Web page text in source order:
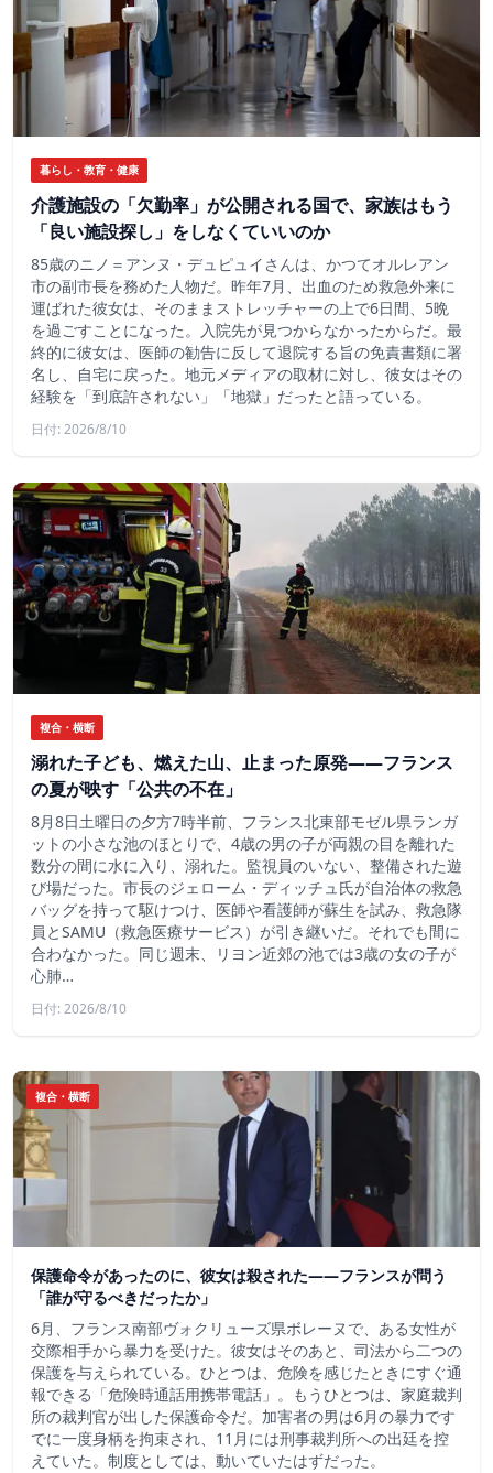
暮らし・教育・健康
介護施設の「欠勤率」が公開される国で、家族はもう
「良い施設探し」をしなくていいのか
85歳のニノ＝アンヌ・デュピュイさんは、かつてオルレアン
市の副市長を務めた人物だ。昨年7月、出血のため救急外来に
運ばれた彼女は、そのままストレッチャーの上で6日間、5晩
を過ごすことになった。入院先が見つからなかったからだ。最
終的に彼女は、医師の勧告に反して退院する旨の免責書類に署
名し、自宅に戻った。地元メディアの取材に対し、彼女はその
経験を「到底許されない」「地獄」だったと語っている。
日付: 2026/8/10
複合・横断
溺れた子ども、燃えた山、止まった原発——フランス
の夏が映す「公共の不在」
8月8日土曜日の夕方7時半前、フランス北東部モゼル県ランガ
ットの小さな池のほとりで、4歳の男の子が両親の目を離れた
数分の間に水に入り、溺れた。監視員のいない、整備された遊
び場だった。市長のジェローム・ディッチュ氏が自治体の救急
バッグを持って駆けつけ、医師や看護師が蘇生を試み、救急隊
員とSAMU（救急医療サービス）が引き継いだ。それでも間に
合わなかった。同じ週末、リヨン近郊の池では3歳の女の子が
心肺…
日付: 2026/8/10
複合・横断
保護命令があったのに、彼女は殺された――フランスが問う
「誰が守るべきだったか」
6月、フランス南部ヴォクリューズ県ボレーヌで、ある女性が
交際相手から暴力を受けた。彼女はそのあと、司法から二つの
保護を与えられている。ひとつは、危険を感じたときにすぐ通
報できる「危険時通話用携帯電話」。もうひとつは、家庭裁判
所の裁判官が出した保護命令だ。加害者の男は6月の暴力です
でに一度身柄を拘束され、11月には刑事裁判所への出廷を控
えていた。制度としては、動いていたはずだった。